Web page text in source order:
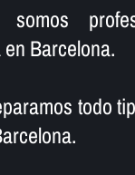
somos
Barcelona.
todo